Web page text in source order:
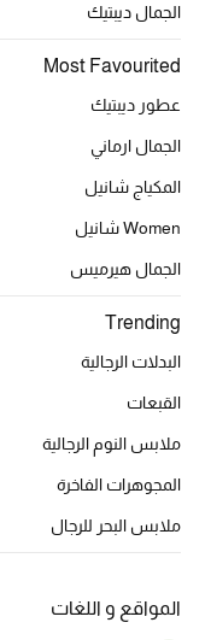
جميع إصدارتنا النسائية
الحب للمحلي
الملابس الرياضية النسائية
تشكيلة الأعراس
حقائب وأحذية متطابقة
هدايا للنساء
جميع الملابس النسائية
جميع الحقائب النسائية
الجمال ديبتيك
Most Favourited
عطور ديبتيك
الجمال ارماني
المكياج شانيل
Women شانيل
الجمال هيرميس
Trending
البدلات الرجالية
القبعات
ملابس النوم الرجالية
المجوهرات الفاخرة
ملابس البحر للرجال
المواقع و اللغات